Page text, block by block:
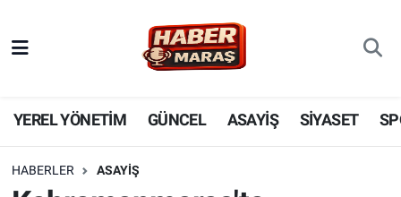
YEREL YÖNETİM GÜNCEL ASAYİŞ SİYASET
HABERLER ASAYİŞ
YEREL YÖNETİM
GÜNCEL
BİLİM VE TEKNOLOJİ
Nöbetçi Eczaneler
Hava Durumu
Trafik Durumu